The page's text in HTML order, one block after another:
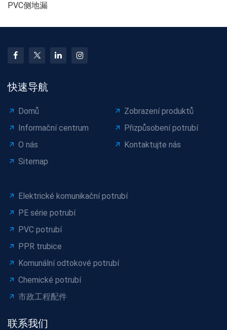
PVC侧地漏
快速导航
Domů
Zobrazení produktů
Informační centrum
Přizpůsobení potrubí
O nás
Kontaktujte nás
Sitemap
Elektrické komunikační potrubí
PE série potrubí
PVC potrubí
PPR trubice
Komunální odtokové potrubí
Chemické potrubí
市政工程配件
联系我们